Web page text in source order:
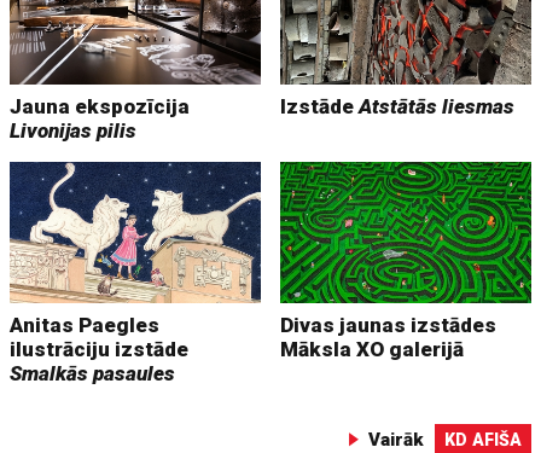
Jauna ekspozīcija
Livonijas pilis
IzstādeAtstātās liesmas
Anitas Paegles
ilustrāciju izstāde
Smalkās pasaules
Divas jaunas izstādes
Māksla XO galerijā
Vairāk KD AFIŠA